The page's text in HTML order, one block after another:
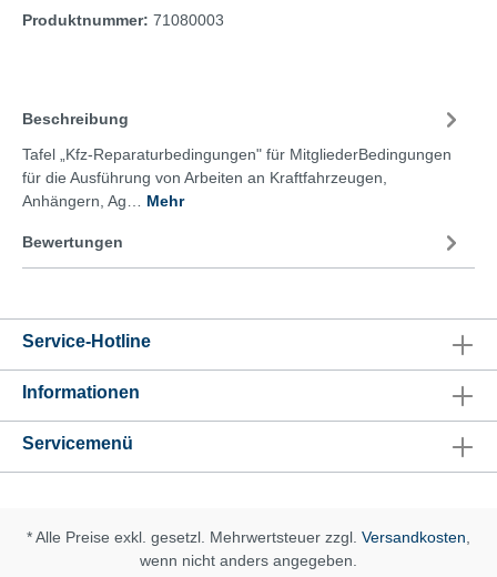
Produktnummer: 71080003
Beschreibung
Tafel „Kfz-Reparaturbedingungen" für MitgliederBedingungen
für die Ausführung von Arbeiten an Kraftfahrzeugen,
Anhängern, Ag… Mehr
Bewertungen
Service-Hotline
Informationen
Servicemenü
* Alle Preise exkl. gesetzl. Mehrwertsteuer zzgl. Versandkosten
wenn nicht anders angegeben.